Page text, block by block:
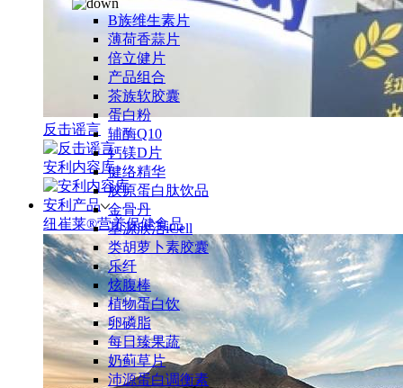
反击谣言
安利内容库
安利产品
纽崔莱®营养保健食品
B族维生素片
薄荷香蒜片
倍立健片
产品组合
茶族软胶囊
蛋白粉
辅酶Q10
钙镁D片
健络精华
胶原蛋白肽饮品
金骨丹
基源欣活iCell
类胡萝卜素胶囊
乐纤
炫腹棒
植物蛋白饮
卵磷脂
每日臻果蔬
奶蓟草片
沛源蛋白调衡素